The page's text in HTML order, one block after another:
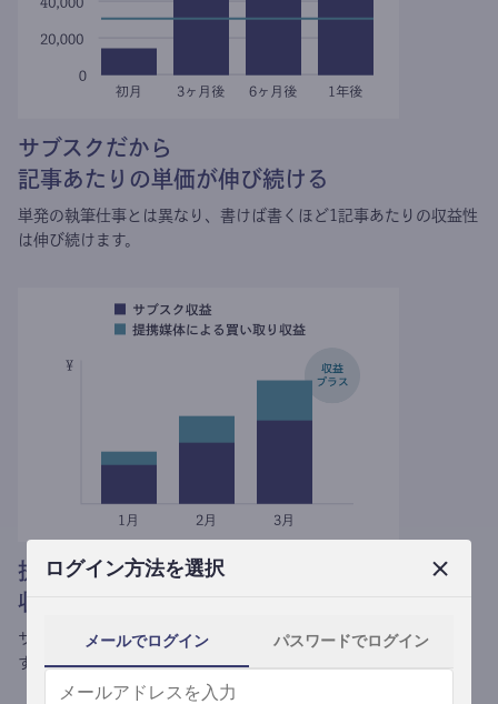
ログイン方法を選択
メールでログイン パスワードでログイン
サブスクだから
記事あたりの単価が伸び続ける
単発の執筆仕事とは異なり、 書けば書くほど1記事あたりの収益性
は伸び続けます。
提携媒体による記事買い取りで
収益がプラスされる
サブスク収益にメディアへの記事提供の売り上げをプラスできま
す。